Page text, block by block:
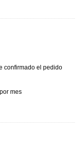
confirmado el pedido
mes